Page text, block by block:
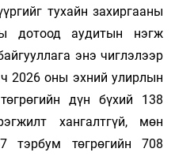
тухайн захиргааны
дотоод аудитын нэгж
энэ чиглэлээр
2026 оны эхний улирлын
дүн бүхий 138
хангалтгүй, мөн
тэрбум төгрөгийн 708